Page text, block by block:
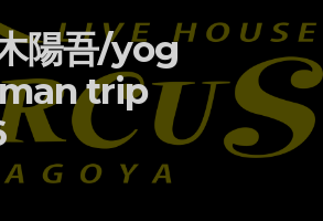
陽吾/yog
trip